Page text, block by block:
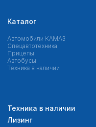
Каталог
Автомобили КАМАЗ
Спецавтотехника
Прицепы
Автобусы
Техника в наличии
Техника в наличии
Лизинг